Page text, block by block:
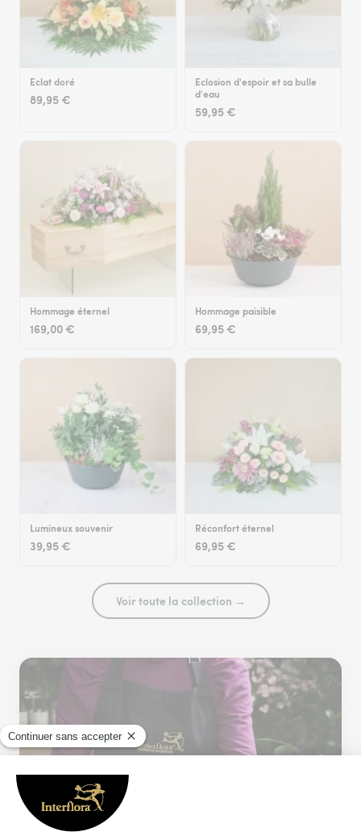
Eclat doré
89,95 €
Eclosion d'espoir et sa bulle
d'eau
59,95 €
Hommage éternel
169,00 €
Hommage paisible
69,95 €
Lumineux souvenir
39,95 €
Réconfort éternel
69,95 €
Voir toute la collection →